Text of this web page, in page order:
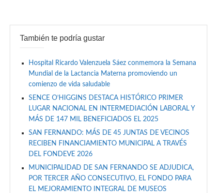
También te podría gustar
Hospital Ricardo Valenzuela Sáez conmemora la Semana
Mundial de la Lactancia Materna promoviendo un
comienzo de vida saludable
SENCE O’HIGGINS DESTACA HISTÓRICO PRIMER
LUGAR NACIONAL EN INTERMEDIACIÓN LABORAL Y
MÁS DE 147 MIL BENEFICIADOS EL 2025
SAN FERNANDO: MÁS DE 45 JUNTAS DE VECINOS
RECIBEN FINANCIAMIENTO MUNICIPAL A TRAVÉS
DEL FONDEVE 2026
MUNICIPALIDAD DE SAN FERNANDO SE ADJUDICA,
POR TERCER AÑO CONSECUTIVO, EL FONDO PARA
EL MEJORAMIENTO INTEGRAL DE MUSEOS